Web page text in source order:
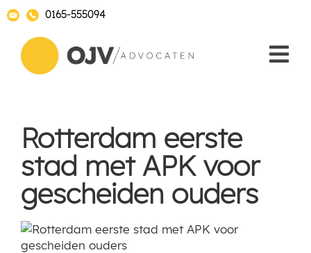
0165-555094
Rotterdam eerste
stad met APK voor
gescheiden ouders